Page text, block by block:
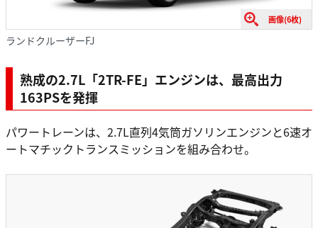
画像(6枚)
ランドクルーザーFJ
熟成の2.7L「2TR-FE」エンジンは、 最高出力
163PSを発揮
パワートレーンは、2.7L直列4気筒ガソリンエンジンと6速オ
ートマチックトランスミッションを組み合わせ。